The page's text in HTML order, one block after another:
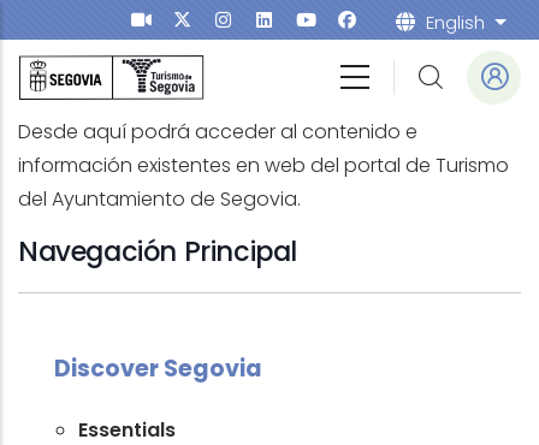
Skip to main content English List
Desde aquí podrá acceder al contenido e
información existentes en web del portal de Turismo
del Ayuntamiento de Segovia.
Navegación Principal
Discover Segovia
Essentials